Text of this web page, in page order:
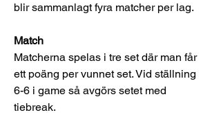
blir sammanlagt fyra matcher per lag.
Match
Matcherna spelas i tre set där man får
ett poäng per vunnet set. Vid ställning
6-6 i game så avgörs setet med
tiebreak.